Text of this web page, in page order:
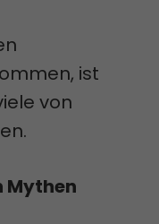
ist
von
Mythen